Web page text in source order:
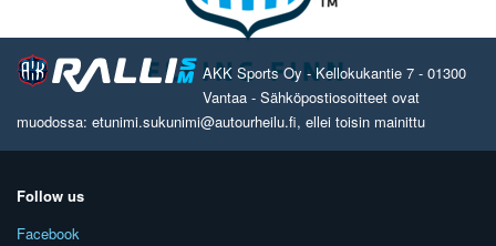
AKK Sports Oy - Kellokukantie 7 - 01300
Vantaa - Sähköpostiosoitteet ovat
muodossa: etunimi.sukunimi@autourheilu.fi, ellei toisin mainittu
Follow us
Facebook